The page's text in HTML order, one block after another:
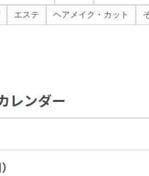
エステ ヘアメイク・カット
レンダー